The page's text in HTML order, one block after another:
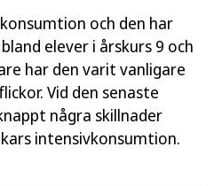
och den har
elever i årskurs 9 och
har den varit vanligare
Vid den senaste
några skillnader
intensivkonsumtion.